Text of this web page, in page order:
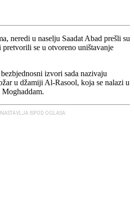
neredi u naselju Saadat Abad prešli su
se u otvoreno uništavanje
izvori sada nazivaju
u džamiji Al-Rasool, koja se nalazi u
NASTAVLJA ISPOD OGLASA